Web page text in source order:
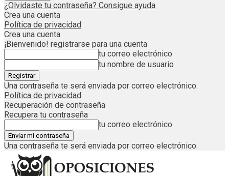
¿Olvidaste tu contraseña? Consigue ayuda
Crea una cuenta
Política de privacidad
Crea una cuenta
¡Bienvenido! registrarse para una cuenta
tu correo electrónico
tu nombre de usuario
Una contraseña te será enviada por correo electrónico.
Política de privacidad
Recuperación de contraseña
Recupera tu contraseña
tu correo electrónico
Una contraseña te será enviada por correo electrónico.